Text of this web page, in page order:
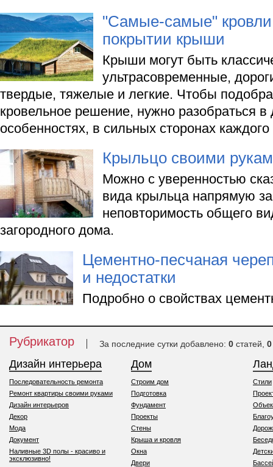
"Самые-самые" кровли
покрытии крыши
Крыши могут быть
ультрасовременные,
твердые, тяжелые и легкие. Чтобы
кровельное решение, нужно разобраться в
особенностях, в сильных сторонах
Крыльцо своими
Можно с уверенностью
вида крыльца напрямую
неповторимость общего
загородного дома.
Цементно-песчаная
и недостатки
Подробно о свойствах
Рубрикатор За последние сутки добавлено: 0 статей, 0
Дизайн интерьера
Последовательность ремонта
Ремонт квартиры своими руками
Дизайн интерьеров
Декор
Мода
Документ
Наливные 3D полы - красиво и
эксклюзивно!
Дом
Строим дом
Подготовка
Фундамент
Проекты
Стены
Крыша и кровля
Окна
Двери
Стили